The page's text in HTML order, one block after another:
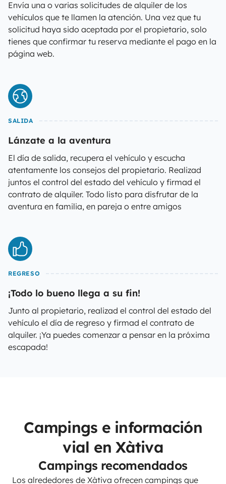
Envía una o varias solicitudes de alquiler de los
vehículos que te llamen la atención. Una vez que tu
solicitud haya sido aceptada por el propietario, solo
tienes que confirmar tu reserva mediante el pago en la
página web.
SALIDA
Lánzate a la aventura
El día de salida, recupera el vehículo y escucha
atentamente los consejos del propietario. Realizad
juntos el control del estado del vehículo y firmad el
contrato de alquiler. Todo listo para disfrutar de la
aventura en familia, en pareja o entre amigos
REGRESO
¡Todo lo bueno llega a su fin!
Junto al propietario, realizad el control del estado del
vehículo el día de regreso y firmad el contrato de
alquiler. ¡Ya puedes comenzar a pensar en la próxima
escapada!
Campings e información
vial en Xàtiva
Campings recomendados
Los alrededores de Xàtiva ofrecen campings que